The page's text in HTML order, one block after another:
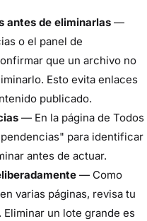
antes de eliminarlas —
o el panel de
que un archivo no
Esto evita enlaces
publicado.
— En la página de Todos
para identificar
antes de actuar.
— Como
varias páginas, revisa tu
un lote grande es